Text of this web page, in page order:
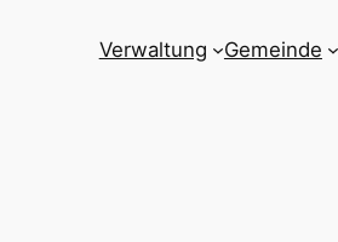
Verwaltung Gemeinde